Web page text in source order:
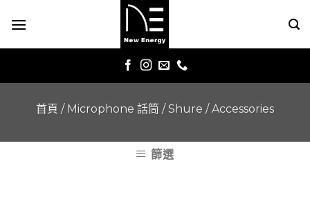
首頁 / Microphone 話筒 /Shure /Accessories
篩選